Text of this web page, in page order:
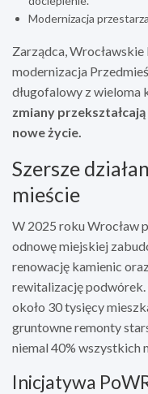
Modernizacja
Zarządca,
modernizacja
długofalowy z wieloma
zmiany
nowe życie.
Szersze
mieście
W 2025 roku Wrocław
odnowę miejskiej
renowację kamienic
rewitalizację podwórek.
około 30 tysięcy
gruntowne remonty
niemal 40% wszystkich
Inicjatywa